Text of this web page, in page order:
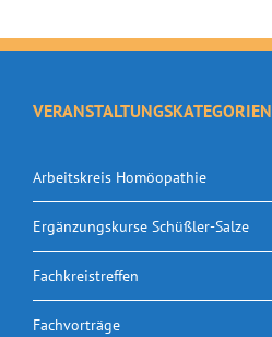
VERANSTALTUNGSKATEGORIEN
Arbeitskreis Homöopathie
Ergänzungskurse Schüßler-Salze
Fachkreistreffen
Fachvorträge